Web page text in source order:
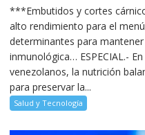
***Embutidos y cortes
alto rendimiento para el
determinantes para
inmunológica… ESPECIAL.-
venezolanos, la nutrición
para preservar la...
Salud y Tecnología